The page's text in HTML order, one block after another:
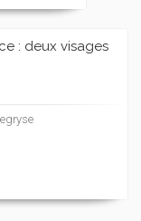
: deux visages